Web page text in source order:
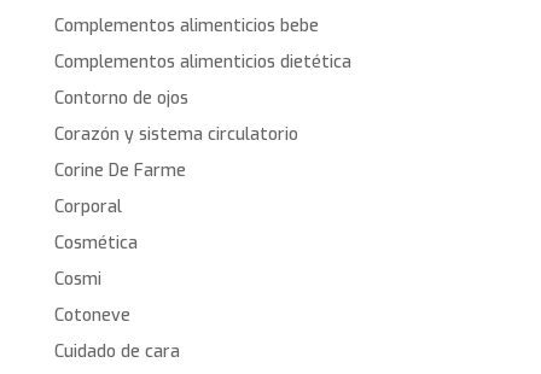
Complementos alimenticios bebe
Complementos alimenticios dietética
Contorno de ojos
Corazón y sistema circulatorio
Corine De Farme
Corporal
Cosmética
Cosmi
Cotoneve
Cuidado de cara